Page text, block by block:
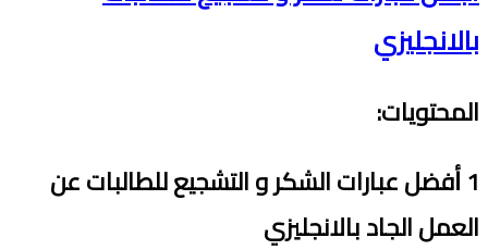
بالانجليزي
المحتويات:
1ﺃفضلعباراتالشكر والتشجيع للطالبات عن
العمل الجادبالانجليزي